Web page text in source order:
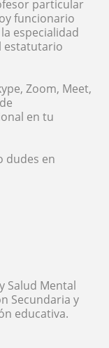
particular
funcionario
especialidad
estatutario
Zoom, Meet,
en tu
dudes en
Salud Mental
Secundaria y
educativa.